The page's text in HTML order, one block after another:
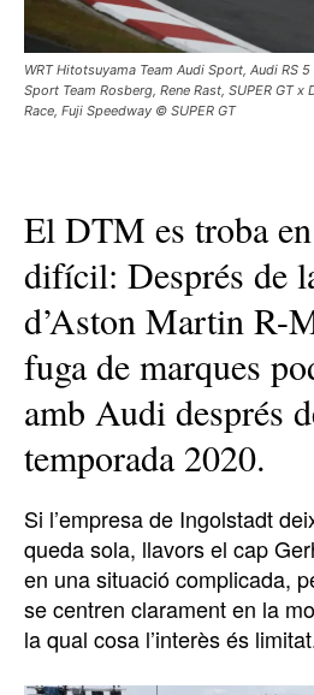
WRT Hitotsuyama Team Audi Sport, Audi RS
Sport Team Rosberg, Rene Rast, SUPER GT x
Race, Fuji Speedway © SUPER GT
El DTM es troba
difícil: Després de
d’Aston Martin R-
fuga de marques
amb Audi després
temporada 2020.
Si l’empresa de Ingolstadt
queda sola, llavors el cap
en una situació complicada,
se centren clarament en la
la qual cosa l’interès és